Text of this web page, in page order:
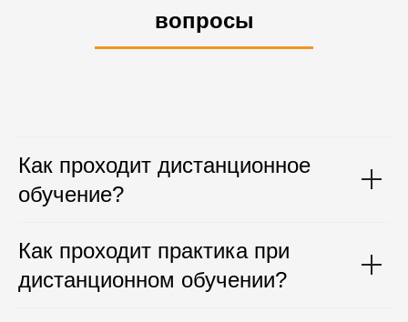
вопросы
Как проходит дистанционное
обучение?
Как проходит практика при
дистанционном обучении?